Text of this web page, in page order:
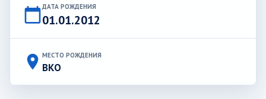
calendar_todayДАТА РОЖДЕНИЯ
01.01.2012
place МЕСТО РОЖДЕНИЯ
ВКО